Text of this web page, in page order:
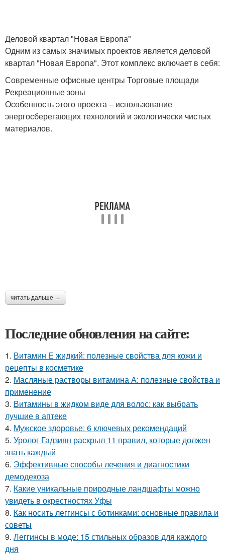
Деловой квартал "Новая Европа"
Одним из самых значимых проектов является деловой
квартал "Новая Европа". Этот комплекс включает в себя:
Современные офисные центры Торговые площади
Рекреационные зоны
Особенность этого проекта – использование
энергосберегающих технологий и экологически чистых
материалов.
читать дальше →
Последние обновления на сайте:
1. Витамин Е жидкий: полезные свойства для кожи и
рецепты в косметике
2. Масляные растворы витамина А: полезные свойства и
применение
3. Витамины в жидком виде для волос: как выбрать
лучшие в аптеке
4. Мужское здоровье: 6 ключевых рекомендаций
5. Уролог Гадзиян раскрыл 11 правил, которые должен
знать каждый
6. Эффективные способы лечения и диагностики
демодекоза
7. Какие уникальные природные ландшафты можно
увидеть в окрестностях Уфы
8. Как носить леггинсы с ботинками: основные правила и
советы
9. Леггинсы в моде: 15 стильных образов для каждого
дня